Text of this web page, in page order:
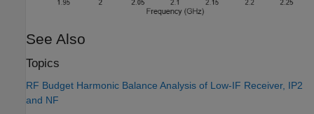
See Also
Topics
RF Budget Harmonic Balance Analysis of Low-IF Receiver, IP2
and NF